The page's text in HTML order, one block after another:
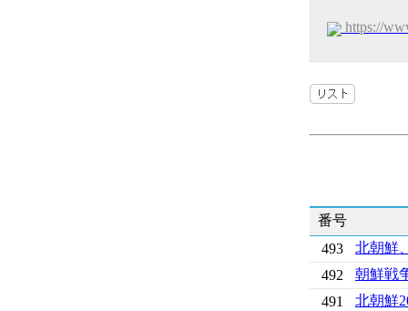
https://
番号
493
北朝鮮
492
朝鮮戦
491
北朝鮮